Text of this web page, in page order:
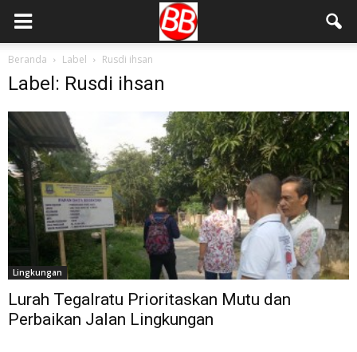
Beranda Label Rusdi ihsan
Label: Rusdi ihsan
Lingkungan
Lurah Tegalratu Prioritaskan Mutu dan
Perbaikan Jalan Lingkungan